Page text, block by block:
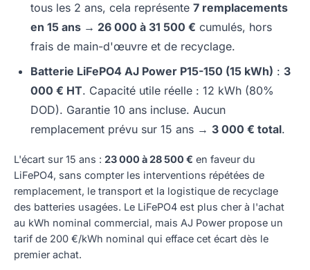
tous les 2 ans, cela représente 7 remplacements
en 15 ans → 26 000 à 31 500 € cumulés, hors
frais de main-d'œuvre et de recyclage.
Batterie LiFePO4 AJ Power P15-150 (15 kWh) : 3
000 € HT. Capacité utile réelle : 12 kWh (80%
DOD). Garantie 10 ans incluse. Aucun
remplacement prévu sur 15 ans → 3 000 € total.
L'écart sur 15 ans : 23 000 à 28 500 € en faveur du
LiFePO4, sans compter les interventions répétées de
remplacement, le transport et la logistique de recyclage
des batteries usagées. Le LiFePO4 est plus cher à l'achat
au kWh nominal commercial, mais AJ Power propose un
tarif de 200 €/kWh nominal qui efface cet écart dès le
premier achat.